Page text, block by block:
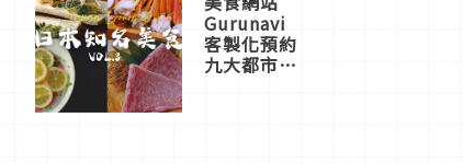
Gurunavi
客製化預約
九大都市餐